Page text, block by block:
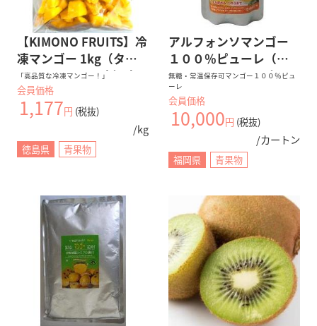
【KIMONO FRUITS】冷
凍マンゴー 1kg（タイ
またはベトナム産）完
熟マンゴー
「高品質な冷凍マンゴー！」
会員価格
1,177円 (税抜)
/kg
徳島県 青果物
アルフォンソマンゴー
１００％ピューレ（２
００ｇ入り ｘ ４０）
無糖・常温保存可マンゴー１００％ピュ
ーレ
会員価格
10,000円 (税抜)
/カートン
福岡県 青果物